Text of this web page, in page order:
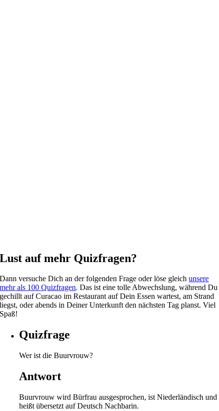
Lust auf mehr Quizfragen?
Dann versuche Dich an der folgenden Frage oder löse gleichunsere
mehr als 100 Quizfragen. Das ist eine tolle Abwechslung, während Du
gechillt auf Curacao im Restaurant auf Dein Essen wartest, am Strand
liegst, oder abends in Deiner Unterkunft den nächsten Tag planst. Viel
Spaß!
Quizfrage
Wer ist die Buurvrouw?
Antwort
Buurvrouw wird Bürfrau ausgesprochen, ist Niederländisch und
heißt übersetzt auf Deutsch Nachbarin.